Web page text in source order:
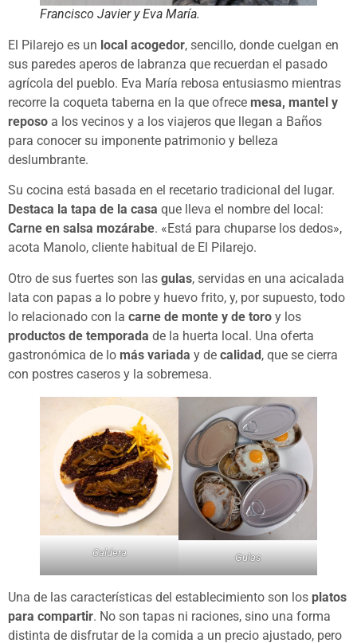
Francisco Javier y Eva María.
El Pilarejo es un local acogedor, sencillo, donde cuelgan en
sus paredes aperos de labranza que recuerdan el pasado
agrícola del pueblo. Eva María rebosa entusiasmo mientras
recorre la coqueta taberna en la que ofrece mesa, mantel y
reposo a los vecinos y a los viajeros que llegan a Baños
para conocer su imponente patrimonio y belleza
deslumbrante.
Su cocina está basada en el recetario tradicional del lugar.
Destaca la tapa de la casa que lleva el nombre del local:
Carne en salsa mozárabe. «Está para chuparse los dedos»,
acota Manolo, cliente habitual de El Pilarejo.
Otro de sus fuertes son las gulas, servidas en una acicalada
lata con papas a lo pobre y huevo frito, y, por supuesto, todo
lo relacionado con la carne de monte y de toro y los
productos de temporada de la huerta local. Una oferta
gastronómica de lo más variada y de calidad, que se cierra
con postres caseros y la sobremesa.
Caldera Gulas
Una de las características del establecimiento son los platos
para compartir. No son tapas ni raciones, sino una forma
distinta de disfrutar de la comida a un precio ajustado, pero